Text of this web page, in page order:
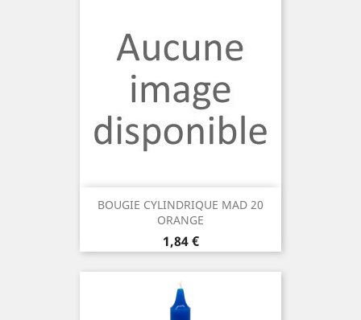
BOUGIE CYLINDRIQUE MAD 20
ORANGE
Prix
1,84 €